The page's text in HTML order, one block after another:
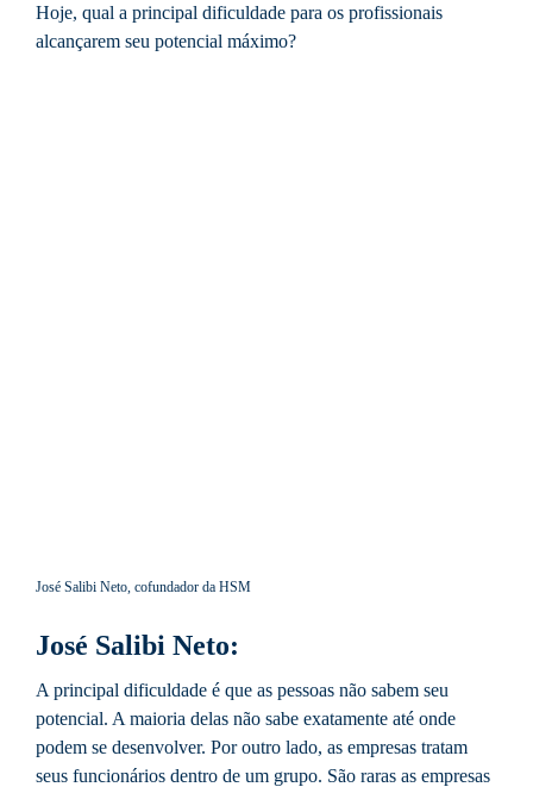
Hoje, qual a principal dificuldade para os profissionais
alcançarem seu potencial máximo?
José Salibi Neto, cofundador da HSM
José Salibi Neto:
A principal dificuldade é que as pessoas não sabem seu
potencial. A maioria delas não sabe exatamente até onde
podem se desenvolver. Por outro lado, as empresas tratam
seus funcionários dentro de um grupo. São raras as empresas